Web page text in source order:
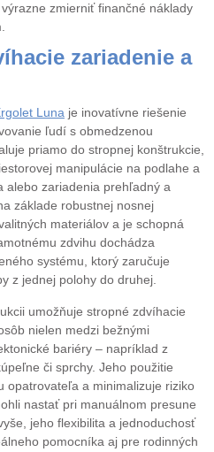
zmierniť finančné náklady
zariadenie a
Luna je inovatívne riešenie
ľudí s obmedzenou
priamo do stropnej konštrukcie,
manipulácie na podlahe a
alebo zariadenia prehľadný a
základe robustnej nosnej
materiálov a je schopná
zdvihu dochádza
systému, ktorý zaručuje
z jednej polohy do druhej.
umožňuje stropné zdvíhacie
nielen medzi bežnými
bariéry – napríklad z
či sprchy. Jeho použitie
opatrovateľa a minimalizuje riziko
nastať pri manuálnom presune
jeho flexibilita a jednoduchosť
pomocníka aj pre rodinných